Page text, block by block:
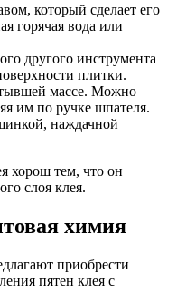
который сделает его
горячая вода или
другого инструмента
плитки.
массе. Можно
им по ручке шпателя.
наждачной
хорош тем, что он
слоя клея.
химия
приобрести
пятен клея с